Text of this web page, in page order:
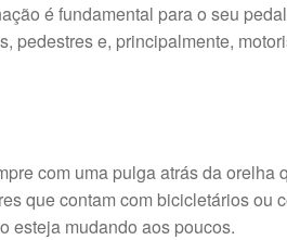
é fundamental para o seu
pedestres e, principalmente,
com uma pulga atrás da orelha
que contam com bicicletários ou
esteja mudando aos poucos.